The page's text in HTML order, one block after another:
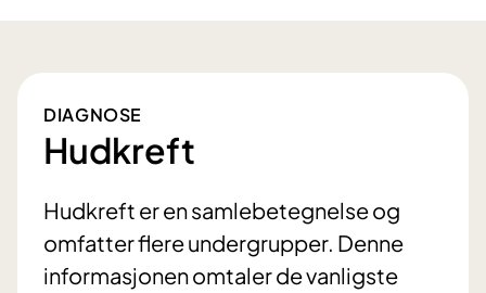
DIAGNOSE
Hudkreft
Hudkreft er en samlebetegnelse og
omfatter flere undergrupper. Denne
informasjonen omtaler de vanligste